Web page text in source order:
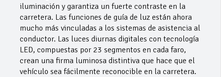
iluminación y garantiza un fuerte contraste en la
carretera. Las funciones de guía de luz están ahora
mucho más vinculadas a los sistemas de asistencia al
conductor. Las luces diurnas digitales con tecnología
LED, compuestas por 23 segmentos en cada faro,
crean una firma luminosa distintiva que hace que el
vehículo sea fácilmente reconocible en la carretera.